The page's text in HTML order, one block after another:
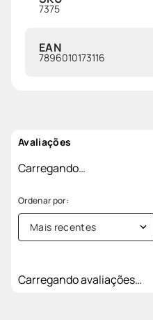
7375
EAN
7896010173116
Avaliações
Carregando…
Mais recentes
Carregando avaliações…